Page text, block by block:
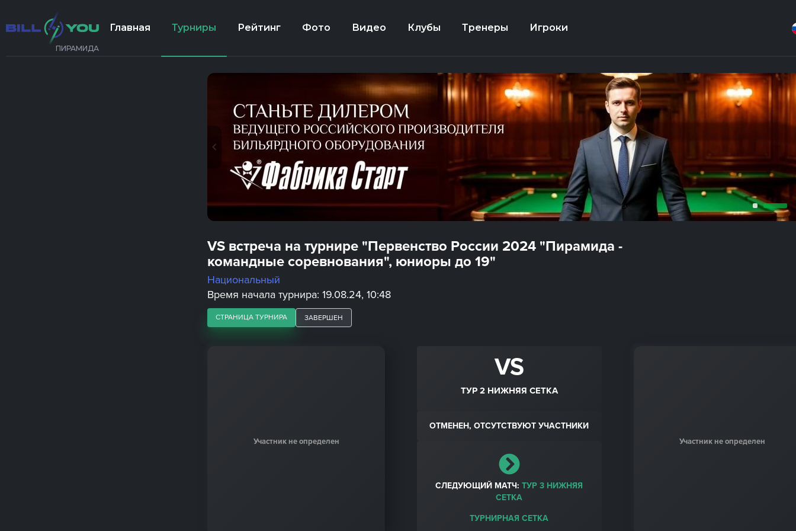
ПИРАМИДА
Главная Турниры Рейтинг Фото Видео Клубы Тренеры Игроки
VS встреча на турнире "Первенство России 2024 "Пирамида -
командные соревнования", юниоры до 19"
Национальный
Время начала турнира: 19.08.24, 10:48
СТРАНИЦА ТУРНИРА ЗАВЕРШЕН
Участник не определен
VS
ТУР 2 НИЖНЯЯ СЕТКА
ОТМЕНЕН, ОТСУТСТВУЮТ УЧАСТНИКИ
СЛЕДУЮЩИЙ МАТЧ:ТУР 3 НИЖНЯЯ
СЕТКА
ТУРНИРНАЯ СЕТКА
Участник не определен